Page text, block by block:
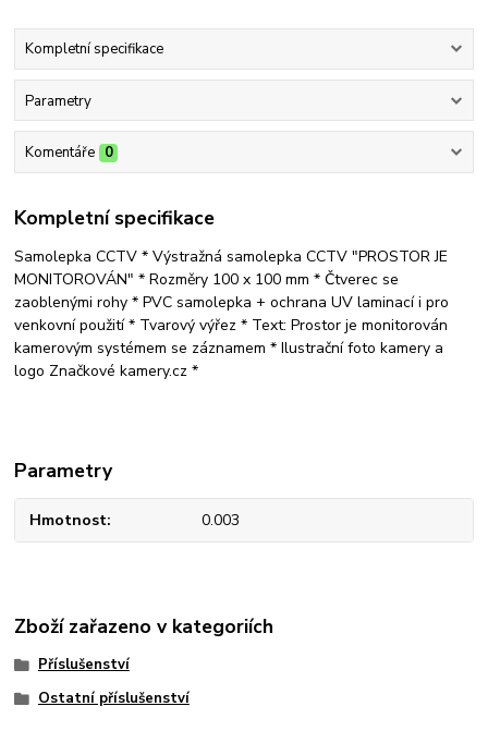
Kompletní specifikace
Parametry
Komentáře 0
Kompletní specifikace
Samolepka CCTV * Výstražná samolepka CCTV "PROSTOR JE
MONITOROVÁN" * Rozměry 100 x 100 mm * Čtverec se
zaoblenými rohy * PVC samolepka + ochrana UV laminací i pro
venkovní použití * Tvarový výřez * Text: Prostor je monitorován
kamerovým systémem se záznamem * Ilustrační foto kamery a
logo Značkové kamery.cz *
Parametry
Hmotnost 0.003
Zboží zařazeno v kategoriích
Příslušenství
Ostatní příslušenství